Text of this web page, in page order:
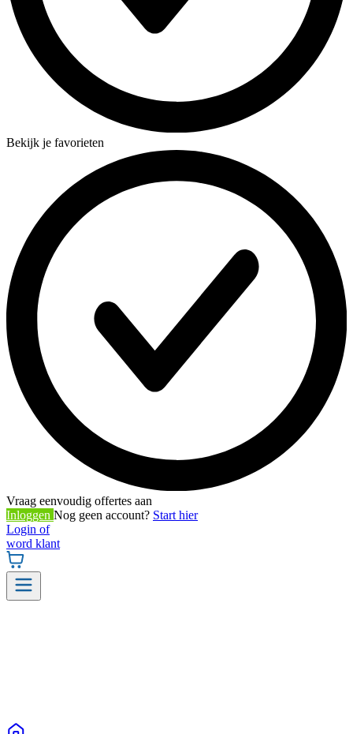
Bekijk je favorieten
Vraag eenvoudig offertes aan
Inloggen Nog geen account? Start hier
Login of
word klant